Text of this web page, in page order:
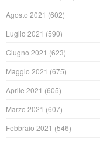
Agosto 2021 (602)
Luglio 2021 (590)
Giugno 2021 (623)
Maggio 2021 (675)
Aprile 2021 (605)
Marzo 2021 (607)
Febbraio 2021 (546)